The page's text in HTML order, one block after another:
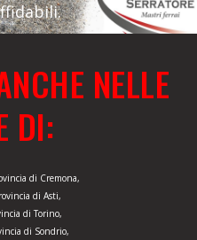
NELLE
DI:
di Cremona,
di Asti,
di Torino,
di Sondrio,